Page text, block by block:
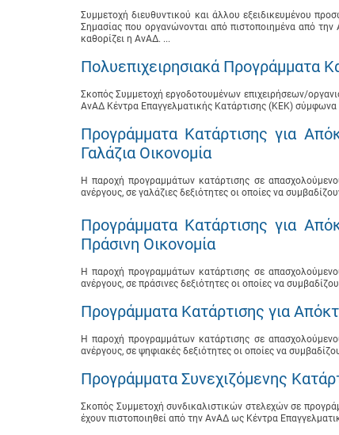
Συμμετοχή διευθυντικού και άλλου εξειδικευμένου
Σημασίας που οργανώνονται από πιστοποιημένα από
καθορίζει η ΑνΑΔ. ...
Πολυεπιχειρησιακά Προγράμματα
Σκοπός Συμμετοχή εργοδοτουμένων επιχειρήσεων/
ΑνΑΔ Κέντρα Επαγγελματικής Κατάρτισης (ΚΕΚ) σύμφωνα
Προγράμματα Κατάρτισης για
Γαλάζια Οικονομία
Η παροχή προγραμμάτων κατάρτισης σε
ανέργους, σε γαλάζιες δεξιότητες οι οποίες να
Προγράμματα Κατάρτισης για
Πράσινη Οικονομία
Η παροχή προγραμμάτων κατάρτισης σε
ανέργους, σε πράσινες δεξιότητες οι οποίες να
Προγράμματα Κατάρτισης για
Η παροχή προγραμμάτων κατάρτισης σε
ανέργους, σε ψηφιακές δεξιότητες οι οποίες να
Προγράμματα Συνεχιζόμενης
Σκοπός Συμμετοχή συνδικαλιστικών στελεχών σε
έχουν πιστοποιηθεί από την ΑνΑΔ ως Κέντρα